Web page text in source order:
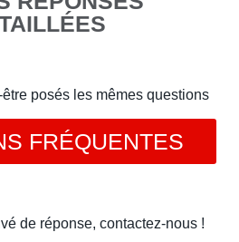
posés les mêmes questions
FRÉQUENTES
de réponse, contactez-nous !